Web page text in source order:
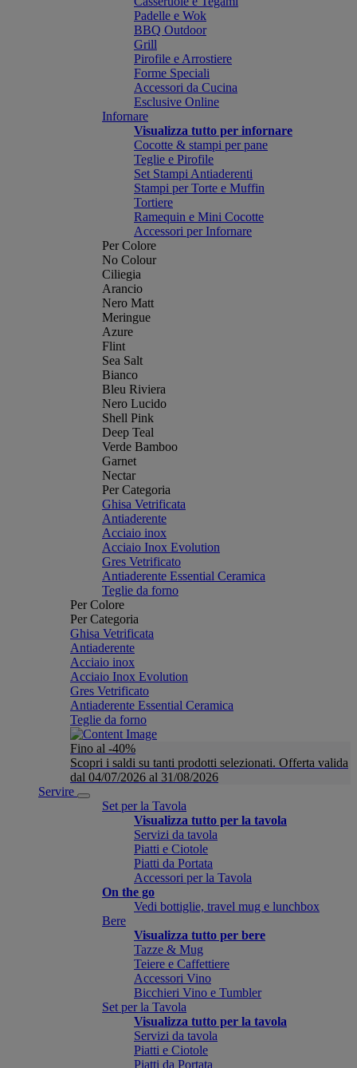
Padelle e Wok
BBQ Outdoor
Grill
Pirofile e Arrostiere
Forme Speciali
Accessori da Cucina
Esclusive Online
Infornare
Visualizza tutto per infornare
Cocotte & stampi per pane
Teglie e Pirofile
Set Stampi Antiaderenti
Stampi per Torte e Muffin
Tortiere
Ramequin e Mini Cocotte
Accessori per Infornare
Per Colore
No Colour
Ciliegia
Arancio
Nero Matt
Meringue
Azure
Flint
Sea Salt
Bianco
Bleu Riviera
Nero Lucido
Shell Pink
Deep Teal
Verde Bamboo
Garnet
Nectar
Per Categoria
Ghisa Vetrificata
Antiaderente
Acciaio inox
Acciaio Inox Evolution
Gres Vetrificato
Antiaderente Essential Ceramica
Teglie da forno
Per Colore
Per Categoria
Ghisa Vetrificata
Antiaderente
Acciaio inox
Acciaio Inox Evolution
Gres Vetrificato
Antiaderente Essential Ceramica
Teglie da forno
Fino al -40%
Scopri i saldi su tanti prodotti selezionati. Offerta valida
dal 04/07/2026 al 31/08/2026
Servire
Set per la Tavola
Visualizza tutto per la tavola
Servizi da tavola
Piatti e Ciotole
Piatti da Portata
Accessori per la Tavola
On the go
Vedi bottiglie, travel mug e lunchbox
Bere
Visualizza tutto per bere
Tazze & Mug
Teiere e Caffettiere
Accessori Vino
Bicchieri Vino e Tumbler
Set per la Tavola
Visualizza tutto per la tavola
Servizi da tavola
Piatti e Ciotole
Piatti da Portata